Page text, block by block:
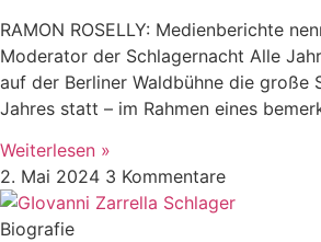
RAMON ROSELLY: Medienberichte
Moderator der Schlagernacht Alle
auf der Berliner Waldbühne die große
Jahres statt – im Rahmen eines
Weiterlesen »
2. Mai 2024 3 Kommentare
Biografie